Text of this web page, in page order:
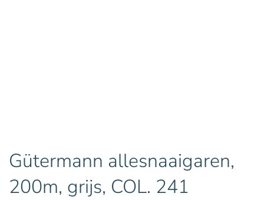
Gütermann allesnaaigaren,
200m, grijs, COL. 241